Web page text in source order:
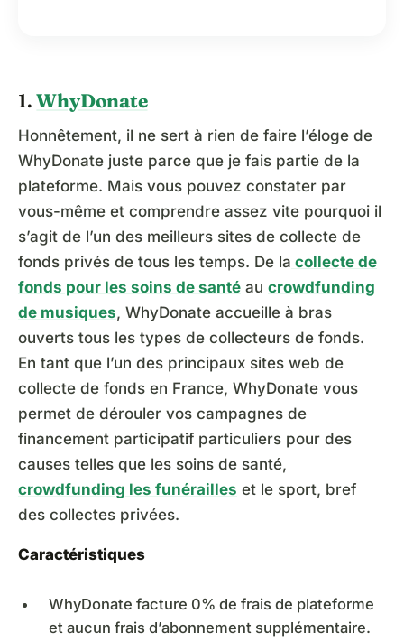
1.WhyDonate
Honnêtement, il ne sert à rien de faire l’éloge de
WhyDonate juste parce que je fais partie de la
plateforme. Mais vous pouvez constater par
vous-même et comprendre assez vite pourquoi il
s’agit de l’un des meilleurs sites de collecte de
fonds privés de tous les temps. De la collecte de
fonds pour les soins de santé au crowdfunding
de musiques, WhyDonate accueille à bras
ouverts tous les types de collecteurs de fonds.
En tant que l’un des principaux sites web de
collecte de fonds en France, WhyDonate vous
permet de dérouler vos campagnes de
financement participatif particuliers pour des
causes telles que les soins de santé,
crowdfunding les funérailles et le sport, bref
des collectes privées.
Caractéristiques
WhyDonate facture 0% de frais de plateforme
et aucun frais d’abonnement supplémentaire.